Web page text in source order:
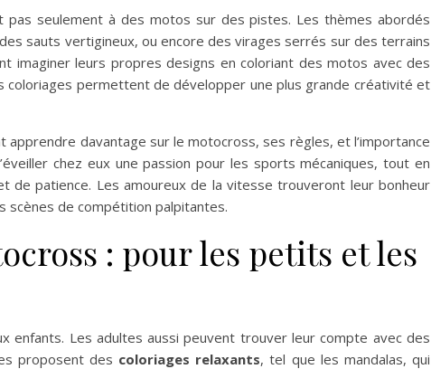
pas seulement à des motos sur des pistes. Les thèmes abordés
sauts vertigineux, ou encore des virages serrés sur des terrains
imaginer leurs propres designs en coloriant des motos avec des
coloriages permettent de développer une plus grande créativité et
apprendre davantage sur le motocross, ses règles, et l’importance
chez eux une passion pour les sports mécaniques, tout en
de patience. Les amoureux de la vitesse trouveront leur bonheur
scènes de compétition palpitantes.
: pour les petits et les
enfants. Les adultes aussi peuvent trouver leur compte avec des
proposent des coloriages relaxants, tel que les mandalas, qui